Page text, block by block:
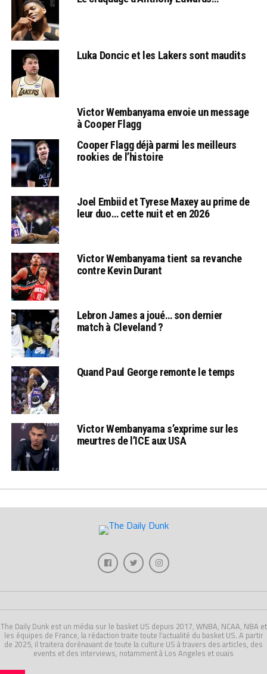
Luka Doncic et les Lakers sont maudits
Victor Wembanyama envoie un message
à Cooper Flagg
Cooper Flagg déjà parmi les meilleurs
rookies de l’histoire
Joel Embiid et Tyrese Maxey au prime de
leur duo… cette nuit et en 2026
Victor Wembanyama tient sa revanche
contre Kevin Durant
Lebron James a joué… son dernier
match à Cleveland ?
Quand Paul George remonte le temps
Victor Wembanyama s’exprime sur les
meurtres de l’ICE aux USA
The Daily Dunk est un média sur le basket US depuis 2017, WNBA, NCAA, NBA et
les équipes de France, la rédaction traite toute l'actualité du basket US. A partir
de 2025, il traitera dorénavant de toute la culture US à travers des articles, des
events et des interviews, notamment à Los Angeles et ouais